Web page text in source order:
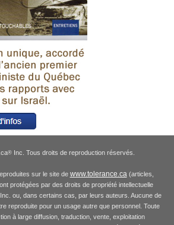
®Inc. Tous droits de reproduction réservés.
sur le site de www.tolerance.ca (articles,
protégées par des droits de propriété intellectuelle
Inc. ou, dans certains cas, par leurs auteurs. Aucune de
reproduite pour un usage autre que personnel. Toute
à large diffusion, traduction, vente, exploitation